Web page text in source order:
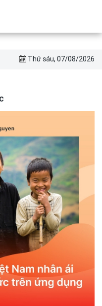
Thứ sáu, 07/08/2026